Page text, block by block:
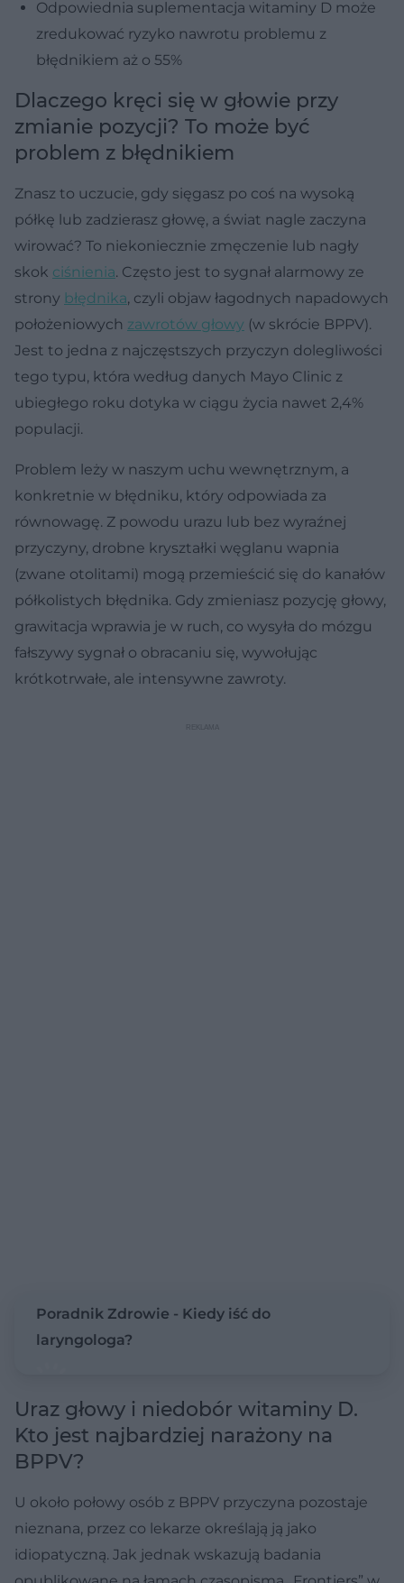
Odpowiednia suplementacja witaminy D może
zredukować ryzyko nawrotu problemu z
błędnikiem aż o 55%
Dlaczego kręci się w głowie przy
zmianie pozycji? To może być
problem z błędnikiem
Znasz to uczucie, gdy sięgasz po coś na wysoką
półkę lub zadzierasz głowę, a świat nagle zaczyna
wirować? To niekoniecznie zmęczenie lub nagły
skok ciśnienia. Często jest to sygnał alarmowy ze
strony błędnika, czyli objaw łagodnych napadowych
położeniowych zawrotów głowy (w skrócie BPPV).
Jest to jedna z najczęstszych przyczyn dolegliwości
tego typu, która według danych Mayo Clinic z
ubiegłego roku dotyka w ciągu życia nawet 2,4%
populacji.
Problem leży w naszym uchu wewnętrznym, a
konkretnie w błędniku, który odpowiada za
równowagę. Z powodu urazu lub bez wyraźnej
przyczyny, drobne kryształki węglanu wapnia
(zwane otolitami) mogą przemieścić się do kanałów
półkolistych błędnika. Gdy zmieniasz pozycję głowy,
grawitacja wprawia je w ruch, co wysyła do mózgu
fałszywy sygnał o obracaniu się, wywołując
krótkotrwałe, ale intensywne zawroty.
Poradnik Zdrowie - Kiedy iść do
laryngologa?
Uraz głowy i niedobór witaminy D.
Kto jest najbardziej narażony na
BPPV?
U około połowy osób z BPPV przyczyna pozostaje
nieznana, przez co lekarze określają ją jako
idiopatyczną. Jak jednak wskazują badania